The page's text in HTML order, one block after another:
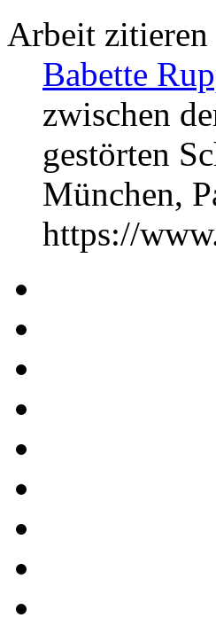
Arbeit zitieren
Babette
zwischen
gestörten
München,
https://